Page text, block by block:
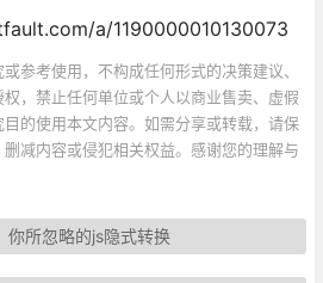
a/1190000010130073
参考使用，不构成任何形式的决策建议、
，禁止任何单位或个人以商业售卖、虚假
的使用本文内容。如需分享或转载，请保
减内容或侵犯相关权益。感谢您的理解与
你所忽略的js隐式转换